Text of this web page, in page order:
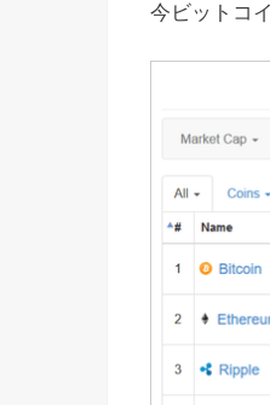
今ビットコ